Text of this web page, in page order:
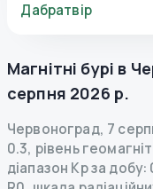
Дабратвір
Магнітні бурі в
серпня 2026 р.
Червоноград, 7
0.3, рівень
діапазон Kp за добу: